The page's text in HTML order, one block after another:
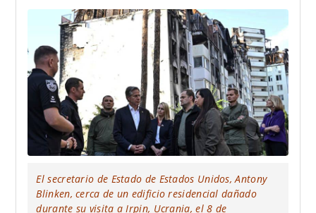
El secretario de Estado de Estados Unidos, Antony
Blinken, cerca de un edificio residencial dañado
durante su visita a Irpin, Ucrania, el 8 de